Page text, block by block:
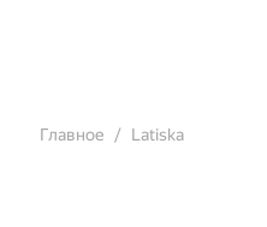
Главное Latiska